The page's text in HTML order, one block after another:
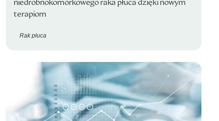
niedrobnokomórkowego raka płuca dzięki nowym
terapiom
Rak płuca